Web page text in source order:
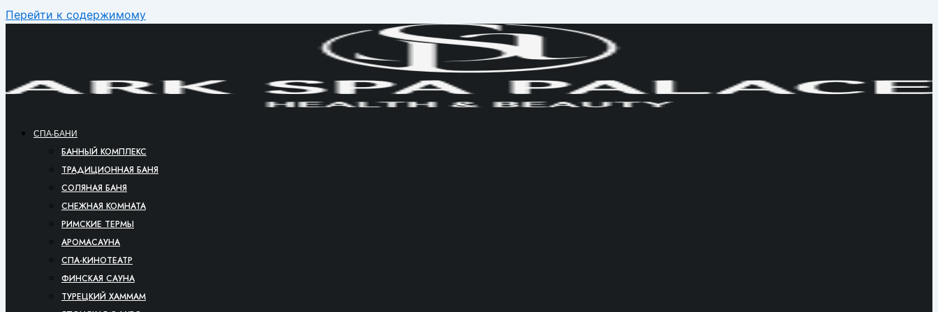
Перейти к содержимому
СПА-БАНИ
БАННЫЙ КОМПЛЕКС
ТРАДИЦИОННАЯ БАНЯ
СОЛЯНАЯ БАНЯ
СНЕЖНАЯ КОМНАТА
РИМСКИЕ ТЕРМЫ
АРОМАСАУНА
СПА-КИНОТЕАТР
ФИНСКАЯ САУНА
ТУРЕЦКИЙ ХАММАМ